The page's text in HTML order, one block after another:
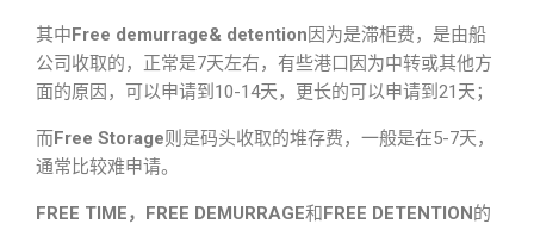
其中Free demurrage& detention因为是滞柜费，是由船
公司收取的，正常是7天左右，有些港口因为中转或其他方
面的原因，可以申请到10-14天，更长的可以申请到21天；
而Free Storage则是码头收取的堆存费，一般是在5-7天，
通常比较难申请。
FREE TIME，FREE DEMURRAGE和FREE DETENTION的